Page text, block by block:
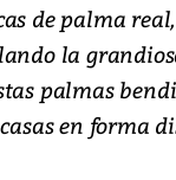
de palma
la
palmas
en forma